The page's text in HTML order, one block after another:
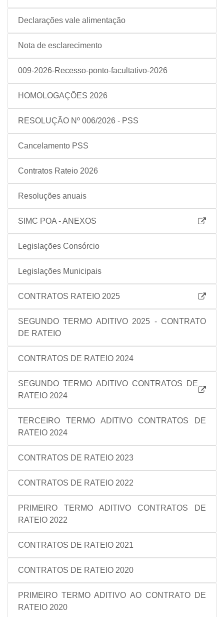
Declarações vale alimentação
Nota de esclarecimento
009-2026-Recesso-ponto-facultativo-2026
HOMOLOGAÇÕES 2026
RESOLUÇÃO Nº 006/2026 - PSS
Cancelamento PSS
Contratos Rateio 2026
Resoluções anuais
SIMC POA - ANEXOS
Legislações Consórcio
Legislações Municipais
CONTRATOS RATEIO 2025
SEGUNDO TERMO ADITIVO 2025 - CONTRATO
DE RATEIO
CONTRATOS DE RATEIO 2024
SEGUNDO TERMO ADITIVO CONTRATOS DE
RATEIO 2024
TERCEIRO TERMO ADITIVO CONTRATOS DE
RATEIO 2024
CONTRATOS DE RATEIO 2023
CONTRATOS DE RATEIO 2022
PRIMEIRO TERMO ADITIVO CONTRATOS DE
RATEIO 2022
CONTRATOS DE RATEIO 2021
CONTRATOS DE RATEIO 2020
PRIMEIRO TERMO ADITIVO AO CONTRATO DE
RATEIO 2020